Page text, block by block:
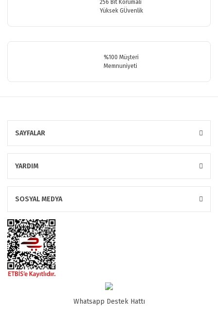
256 Bit Korumalı
Yüksek GÜvenlik
%100 Müşteri
Memnuniyeti
SAYFALAR
YARDIM
SOSYAL MEDYA
Whatsapp Destek Hattı